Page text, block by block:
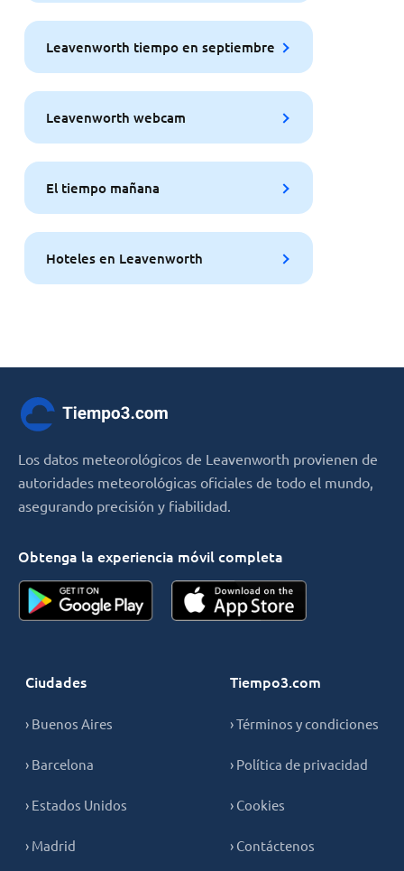
Leavenworth tiempo en septiembre
Leavenworth webcam
El tiempo mañana
Hoteles en Leavenworth
Los datos meteorológicos de Leavenworth provienen de
autoridades meteorológicas oficiales de todo el mundo,
asegurando precisión y fiabilidad.
Obtenga la experiencia móvil completa
Ciudades
› Buenos Aires
› Barcelona
› Estados Unidos
› Madrid
Tiempo3.com
› Términos y condiciones
› Política de privacidad
› Cookies
› Contáctenos